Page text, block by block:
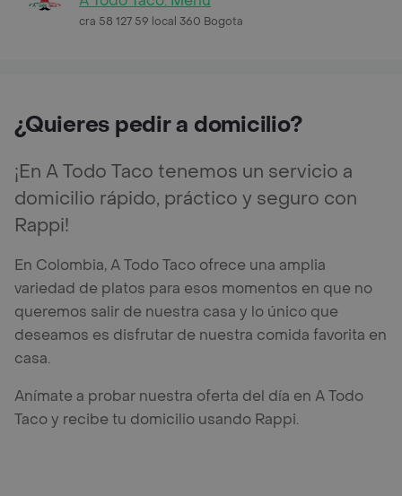
cra 58 127 59 local 360 Bogota
¿Quieres pedir a domicilio?
¡En A Todo Taco tenemos un servicio a
domicilio rápido, práctico y seguro con
Rappi!
En Colombia, A Todo Taco ofrece una amplia
variedad de platos para esos momentos en que no
queremos salir de nuestra casa y lo único que
deseamos es disfrutar de nuestra comida favorita en
casa.
Anímate a probar nuestra oferta del día en A Todo
Taco y recibe tu domicilio usando Rappi.